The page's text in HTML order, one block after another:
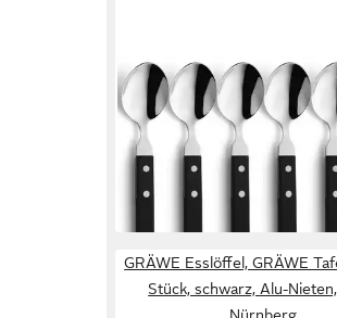
spülmaschinenfest
17,50 €
UVP23,00 €
-24%
lieferbar - in 2-3 Werktagen bei dir
GRÄWE Esslöffel, GRÄWE
Stück, schwarz, Alu-